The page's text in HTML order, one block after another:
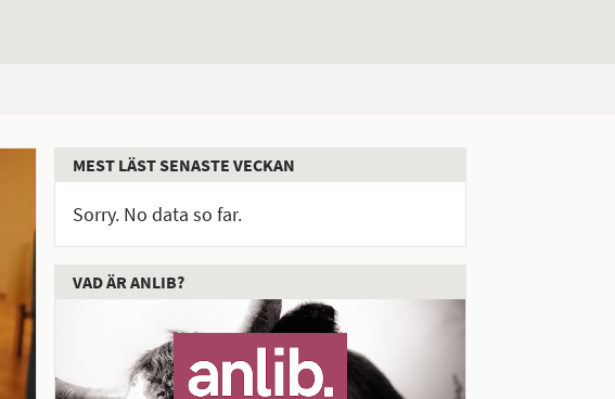
MEST LÄST SENASTE VECKAN
Sorry. No data so far.
VAD ÄR ANLIB?